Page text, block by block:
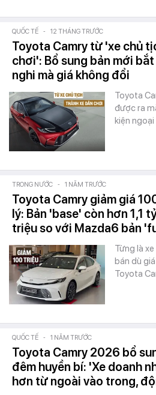
QUỐC TẾ - 12 THÁNG TRƯỚC
Toyota Camry từ 'xe chủ
chơi': Bổ sung bản mới
nghi mà giá không đổi
Toyota
được ra
kiện
TRONG NƯỚC - 1 NĂM TRƯỚC
Toyota Camry giảm giá
lý: Bản 'base' còn hơn 1,1
triệu so với Mazda6 bản
Từng là
bán dù
Toyota
QUỐC TẾ - 1 NĂM TRƯỚC
Toyota Camry 2026 bổ
đêm huyền bí: 'Xe doanh
hơn từ ngoài vào trong,